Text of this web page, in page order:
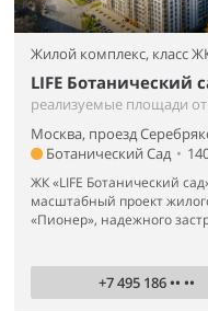
Жилой комплекс, класс
LIFE Ботанический
реализуемые площади от
Москва, проезд
Ботанический Сад •
ЖК «LIFE Ботанический
масштабный проект
«Пионер», надежного
+7 495 186 •• ••